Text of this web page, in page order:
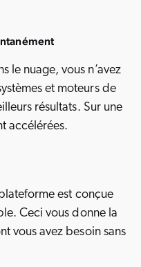
le nuage, vous n’avez
et moteurs de
résultats. Sur une
accélérées.
est conçue
Ceci vous donne la
vous avez besoin sans